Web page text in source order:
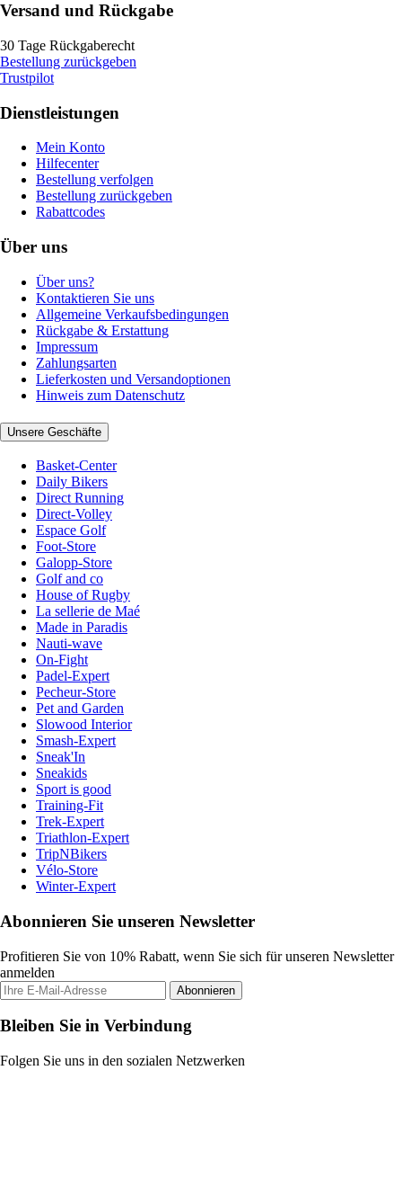
Versand und Rückgabe
30 Tage Rückgaberecht
Bestellung zurückgeben
Trustpilot
Dienstleistungen
Mein Konto
Hilfecenter
Bestellung verfolgen
Bestellung zurückgeben
Rabattcodes
Über uns
Über uns?
Kontaktieren Sie uns
Allgemeine Verkaufsbedingungen
Rückgabe & Erstattung
Impressum
Zahlungsarten
Lieferkosten und Versandoptionen
Hinweis zum Datenschutz
Unsere Geschäfte
Basket-Center
Daily Bikers
Direct Running
Direct-Volley
Espace Golf
Foot-Store
Galopp-Store
Golf and co
House of Rugby
La sellerie de Maé
Made in Paradis
Nauti-wave
On-Fight
Padel-Expert
Pecheur-Store
Pet and Garden
Slowood Interior
Smash-Expert
Sneak'In
Sneakids
Sport is good
Training-Fit
Trek-Expert
Triathlon-Expert
TripNBikers
Vélo-Store
Winter-Expert
Abonnieren Sie unseren Newsletter
Profitieren Sie von 10% Rabatt, wenn Sie sich für unseren Newsletter
anmelden
Abonnieren
Bleiben Sie in Verbindung
Folgen Sie uns in den sozialen Netzwerken